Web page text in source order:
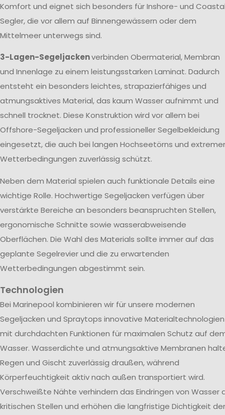
Komfort und eignet sich besonders für Inshore- und
Segler, die vor allem auf Binnengewässern oder dem
Mittelmeer unterwegs sind.
3-Lagen-Segeljackenverbinden Obermaterial, Membran
und Innenlage zu einem leistungsstarken Laminat. Dadurch
entsteht ein besonders leichtes, strapazierfähiges und
atmungsaktives Material, das kaum Wasser aufnimmt und
schnell trocknet. Diese Konstruktion wird vor allem bei
Offshore-Segeljacken und professioneller Segelbekleidung
eingesetzt, die auch bei langen Hochseetörns und
Wetterbedingungen zuverlässig schützt.
Neben dem Material spielen auch funktionale Details eine
wichtige Rolle. Hochwertige Segeljacken verfügen über
verstärkte Bereiche an besonders beanspruchten Stellen,
ergonomische Schnitte sowie wasserabweisende
Oberflächen. Die Wahl des Materials sollte immer auf das
geplante Segelrevier und die zu erwartenden
Wetterbedingungen abgestimmt sein.
Technologien
Bei Marinepool kombinieren wir für unsere modernen
Segeljacken und Spraytops innovative Materialtechnologien
mit durchdachten Funktionen für maximalen Schutz auf
Wasser. Wasserdichte und atmungsaktive Membranen
Regen und Gischt zuverlässig draußen, während
Körperfeuchtigkeit aktiv nach außen transportiert wird.
Verschweißte Nähte verhindern das Eindringen von Wasser
kritischen Stellen und erhöhen die langfristige Dichtigkeit der